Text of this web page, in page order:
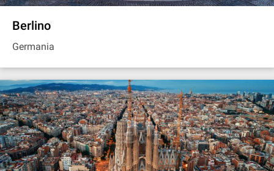
Berlino
Germania